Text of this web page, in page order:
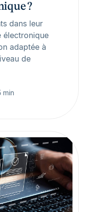
?
dans leur
électronique
adaptée à
de
min